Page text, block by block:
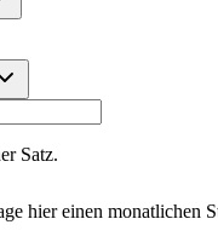
Satz.
hier einen monatlichen